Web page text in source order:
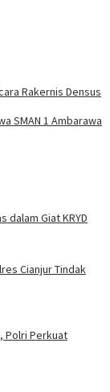
Rakernis Densus
SMAN 1 Ambarawa
dalam Giat KRYD
Cianjur Tindak
Polri Perkuat